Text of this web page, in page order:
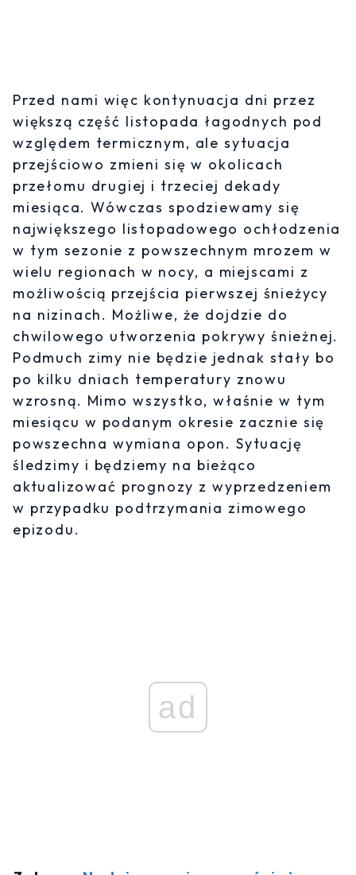
Przed nami więc kontynuacja dni przez
większą część listopada łagodnych pod
względem termicznym, ale sytuacja
przejściowo zmieni się w okolicach
przełomu drugiej i trzeciej dekady
miesiąca. Wówczas spodziewamy się
największego listopadowego ochłodzenia
w tym sezonie z powszechnym mrozem w
wielu regionach w nocy, a miejscami z
możliwością przejścia pierwszej śnieżycy
na nizinach. Możliwe, że dojdzie do
chwilowego utworzenia pokrywy śnieżnej.
Podmuch zimy nie będzie jednak stały bo
po kilku dniach temperatury znowu
wzrosną. Mimo wszystko, właśnie w tym
miesiącu w podanym okresie zacznie się
powszechna wymiana opon. Sytuację
śledzimy i będziemy na bieżąco
aktualizować prognozy z wyprzedzeniem
w przypadku podtrzymania zimowego
epizodu.
ad